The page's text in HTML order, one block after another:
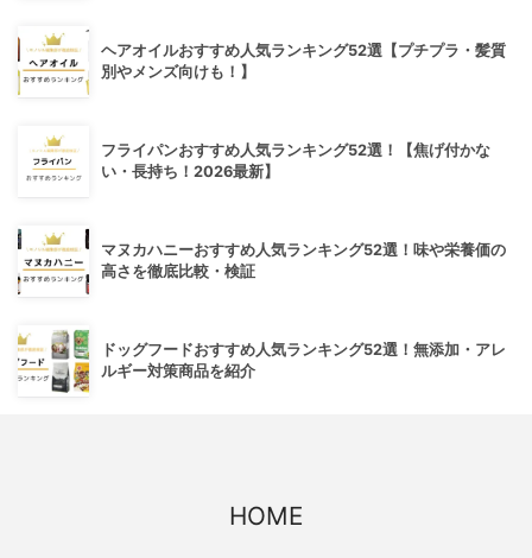
ヘアオイルおすすめ人気ランキング52選【プチプラ・髪質
別やメンズ向けも！】
フライパンおすすめ人気ランキング52選！【焦げ付かな
い・長持ち！2026最新】
マヌカハニーおすすめ人気ランキング52選！味や栄養価の
高さを徹底比較・検証
ドッグフードおすすめ人気ランキング52選！無添加・アレ
ルギー対策商品を紹介
HOME